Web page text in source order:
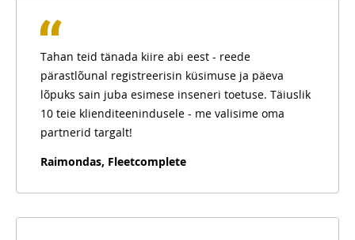
Tahan teid tänada kiire abi eest - reede
pärastlõunal registreerisin küsimuse ja päeva
lõpuks sain juba esimese inseneri toetuse. Täiuslik
10 teie klienditeenindusele - me valisime oma
partnerid targalt!
Raimondas, Fleetcomplete